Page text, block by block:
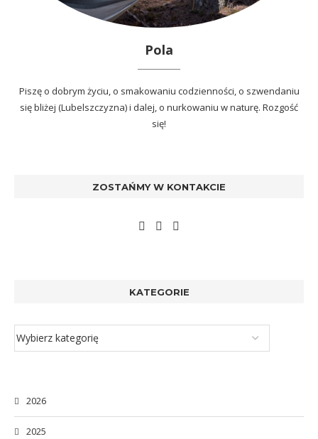
Pola
Piszę o dobrym życiu, o smakowaniu codzienności, o szwendaniu
się bliżej (Lubelszczyzna) i dalej, o nurkowaniu w naturę. Rozgość
się!
ZOSTAŃMY W KONTAKCIE
KATEGORIE
2026
2025